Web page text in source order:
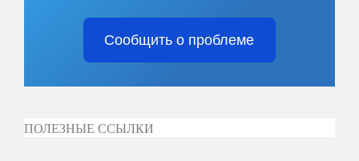
Сообщить о проблеме
ПОЛЕЗНЫЕ ССЫЛКИ